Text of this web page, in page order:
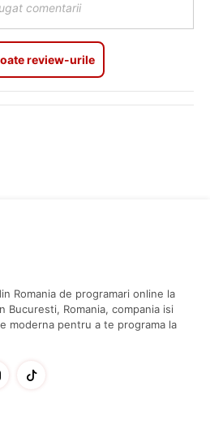
comentarii
review-urile
Romania de programari online la
Bucuresti, Romania, compania isi
moderna pentru a te programa la